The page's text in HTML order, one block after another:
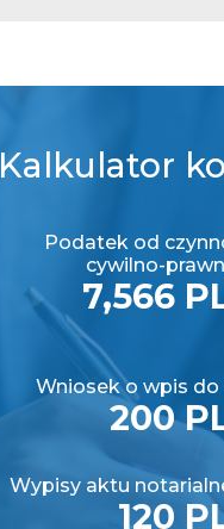
Kalkulator
Podatek od
cywilno-
7,566
Wniosek o wpis do
200
Wypisy aktu
120